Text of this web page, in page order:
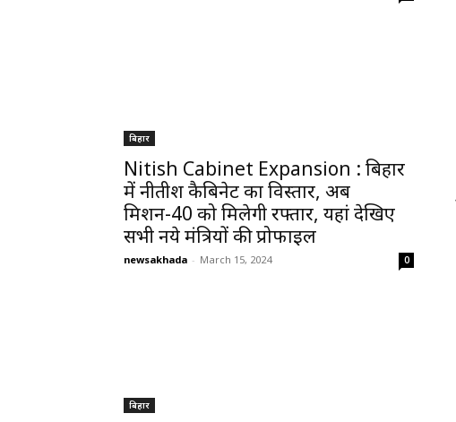
बिहार
Nitish Cabinet Expansion : बिहार
में नीतीश कैबिनेट का विस्तार, अब
मिशन-40 को मिलेगी रफ्तार, यहां देखिए
सभी नये मंत्रियों की प्रोफाइल
newsakhada - March 15, 2024 0
बिहार